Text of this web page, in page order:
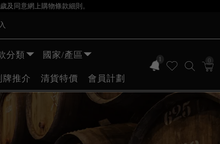
及同意網上購物條款細則。
1 0
分類 國家/產區
牌推介 清貨特價 會員計劃